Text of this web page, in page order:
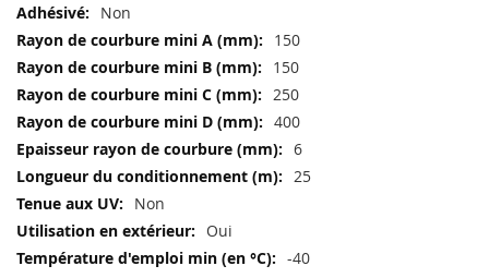
Non
150
150
250
400
6
25
Non
Oui
-40